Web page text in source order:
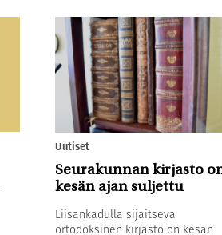
Uutiset
Seurakunnan kirjasto
kesän ajan suljettu
Liisankadulla sijaitseva
ortodoksinen kirjasto on kesän